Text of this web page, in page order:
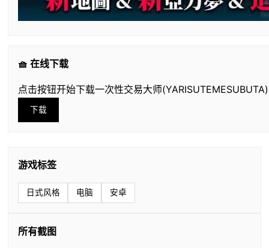
🧺 在线下载
点击按钮开始下载一次性交易大师(YARISUTEMESUBUTA)
下载
游戏标签
日式风格 电脑 安卓
所有截图